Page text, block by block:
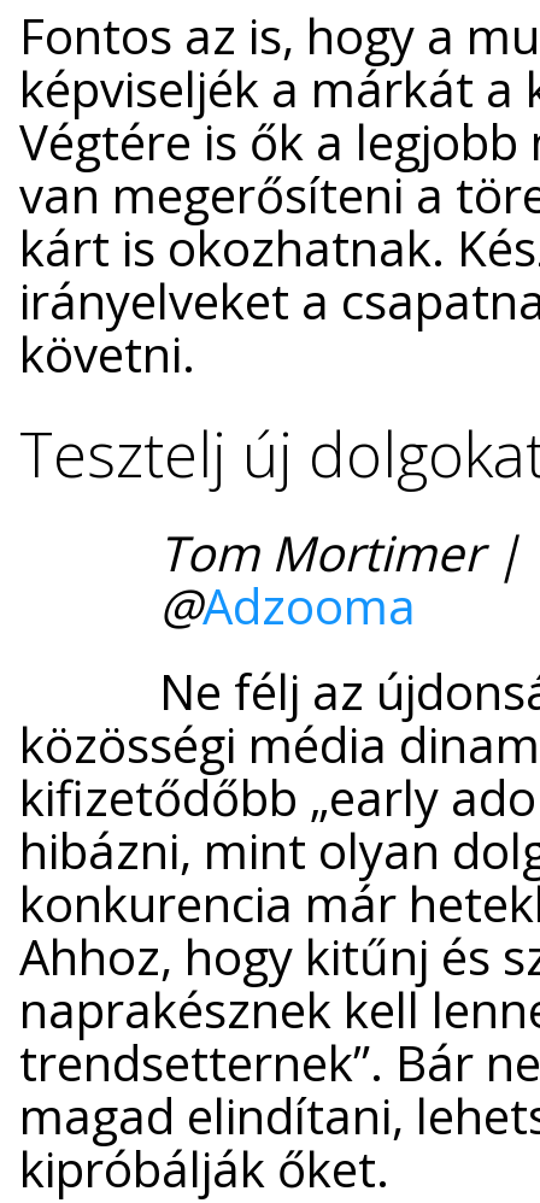
Fontos az is, hogy a
képviseljék a márkát a
Végtére is ők a
van megerősíteni a
kárt is okozhatnak.
irányelveket a
követni.
Tesztelj új
Tom Mortimer |
@Adzooma
Ne félj az
közösségi média
kifizetődőbb „early
hibázni, mint olyan
konkurencia már
Ahhoz, hogy kitűnj és
naprakésznek kell
trendsetternek”. Bár
magad elindítani,
kipróbálják őket.